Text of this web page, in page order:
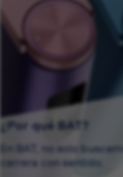
¿Por qué BAT?
En BAT, no solo
carrera con sentido.